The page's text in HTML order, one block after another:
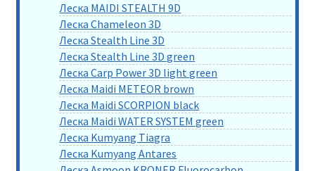
Леска MAIDI STEALTH 9D
Леска Chameleon 3D
Леска Stealth Line 3D
Леска Stealth Line 3D green
Леска Carp Power 3D light green
Леска Maidi METEOR brown
Леска Maidi SCORPION black
Леска Maidi WATER SYSTEM green
Леска Kumyang Tiagra
Леска Kumyang Antares